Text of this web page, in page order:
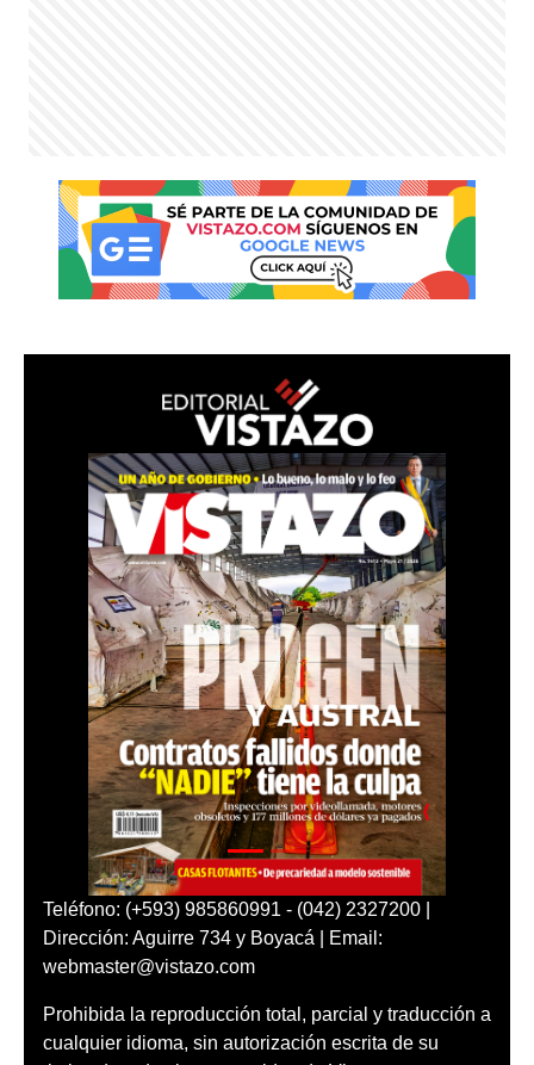
Teléfono: (+593) 985860991 - (042) 2327200 |
Dirección: Aguirre 734 y Boyacá | Email:
webmaster@vistazo.com
Prohibida la reproducción total, parcial y traducción a
cualquier idioma, sin autorización escrita de su